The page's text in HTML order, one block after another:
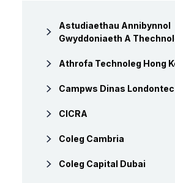
Astudiaethau Annibynnol
Gwyddoniaeth A
Athrofa Technoleg Hong
Campws Dinas Londontec
CICRA
Coleg Cambria
Coleg Capital Dubai